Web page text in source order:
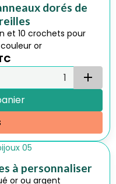
dorés de
et 10 crochets pour
or
à personnaliser
or ou argent